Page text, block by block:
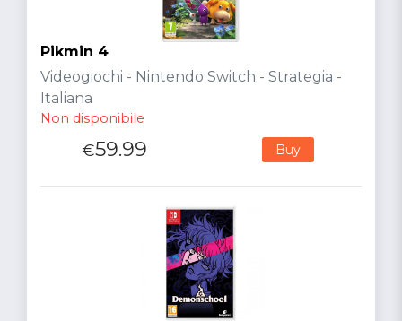
Pikmin 4
Videogiochi - Nintendo Switch - Strategia -
Italiana
Non disponibile
€59.99 Buy